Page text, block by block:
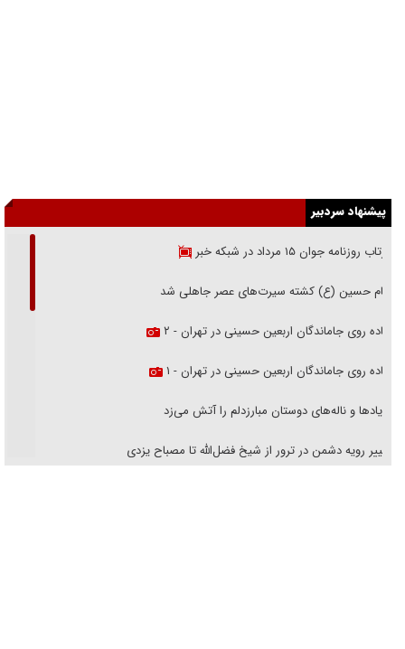
پیشنهاد سردبیر
بازتاب روزنامه جوان ۱۵ مرداد در شبکه خبر
امام حسین (ع) کشته سیرت‌های عصر جاهلی شد
پیاده روی جاماندگان اربعین حسینی در تهران - ۲
پیاده روی جاماندگان اربعین حسینی در تهران - ۱
فریاد‌ها و ناله‌های دوستان مبارزدلم را آتش می‌زد
تغییر رویه دشمن در ترور از شیخ فضل‌الله تا مصباح یزدی